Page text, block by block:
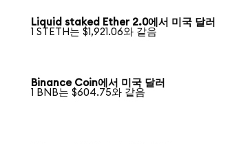
Liquid staked Ether 2.0에서 미국 달러
1 STETH는 $1,921.06와 같음
Binance Coin에서 미국 달러
1 BNB는 $604.75와 같음